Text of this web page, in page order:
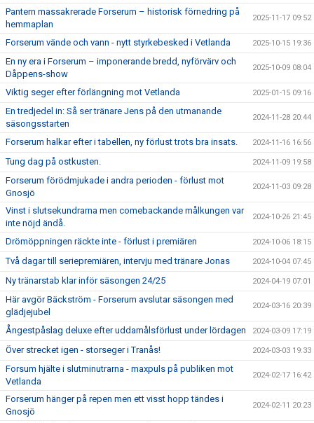
Pantern massakrerade Forserum – historisk förnedring på
hemmaplan
2025-11-17 09:52
Forserum vände och vann - nytt styrkebesked i Vetlanda 2025-10-15 19:36
En ny era i Forserum – imponerande bredd, nyförvärv och
Dåppens-show
2025-10-09 08:04
Viktig seger efter förlängning mot Vetlanda 2025-01-15 09:16
En tredjedel in: Så ser tränare Jens på den utmanande
säsongsstarten
2024-11-28 20:44
Forserum halkar efter i tabellen, ny förlust trots bra insats. 2024-11-16 16:56
Tung dag på ostkusten. 2024-11-09 19:58
Forserum förödmjukade i andra perioden - förlust mot
Gnosjö
2024-11-03 09:28
Vinst i slutsekundrarna men comebackande målkungen var
inte nöjd ändå.
2024-10-26 21:45
Drömöppningen räckte inte - förlust i premiären 2024-10-06 18:15
Två dagar till seriepremiären, intervju med tränare Jonas 2024-10-04 07:45
Ny tränarstab klar inför säsongen 24/25 2024-04-19 07:01
Här avgör Bäckström - Forserum avslutar säsongen med
glädjejubel
2024-03-16 20:39
Ångestpåslag deluxe efter uddamålsförlust under lördagen 2024-03-09 17:19
Över strecket igen - storseger i Tranås! 2024-03-03 19:33
Forsum hjälte i slutminutrarna - maxpuls på publiken mot
Vetlanda
2024-02-17 16:42
Forserum hänger på repen men ett visst hopp tändes i
Gnosjö
2024-02-11 20:23